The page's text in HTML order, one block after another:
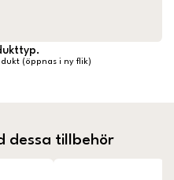
(öppnas i ny flik)
dessa tillbehör